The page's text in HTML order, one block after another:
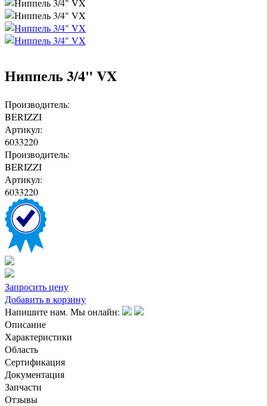
Ниппель 3/4" VX
Производитель:
BERIZZI
Артикул:
6033220
Производитель:
BERIZZI
Артикул:
6033220
Запросить цену
Добавить в корзину
Напишите нам. Мы онлайн:
Описание
Характеристики
Область
Сертификация
Документация
Запчасти
Отзывы